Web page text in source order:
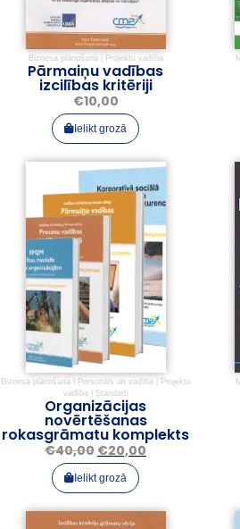
Biznesa plānošana| Projektu vadība
Pārmaiņu vadības
izcilības kritēriji
€10,00
Ielikt grozā
Biznesa plānošana| Personāls un vadība|
Projektu
vadība| Standarti
Organizācijas
novērtēšanas
rokasgrāmatu komplekts
€40,00 €20,00
Ielikt grozā